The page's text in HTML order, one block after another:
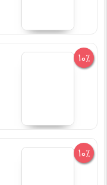
10%
10%